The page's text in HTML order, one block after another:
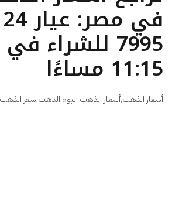
7995 للشراء
11:15 مساءًا
أسعار الذهب,أسعار الذهب اليوم,الذهب,سعر الذهب